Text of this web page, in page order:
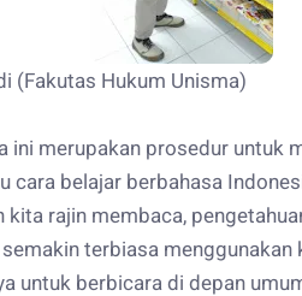
(Fakutas Hukum Unisma)
ini merupakan prosedur untuk
cara belajar berbahasa
kita rajin membaca,
terbiasa
untuk berbicara di depan